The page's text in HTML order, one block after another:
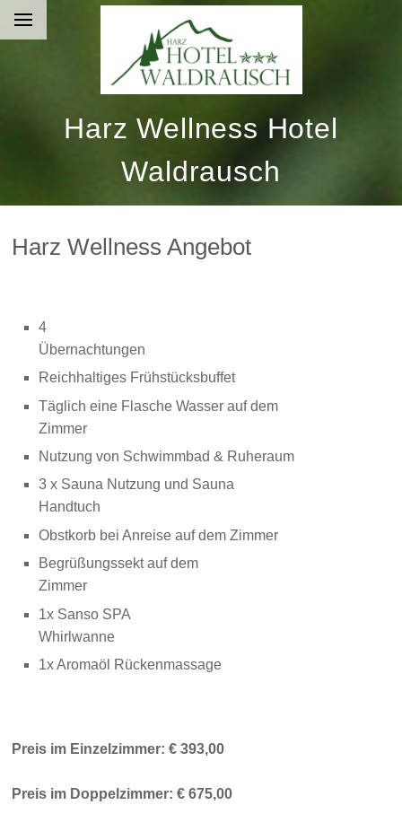
Harz Wellness Hotel
Waldrausch
Harz Wellness Angebot
4
Reichhaltiges Frühstücksbuffet
Täglich eine Flasche Wasser auf dem
Zimmer
Nutzung von Schwimmbad & Ruheraum
3 x Sauna Nutzung und Sauna
Handtuch
Obstkorb bei Anreise auf dem Zimmer
Begrüßungssekt auf dem
Zimmer
1x Sanso SPA
Whirlwanne
1x Aromaöl Rückenmassage
Preis im Einzelzimmer: € 393,00
Preis im Doppelzimmer: € 675,00